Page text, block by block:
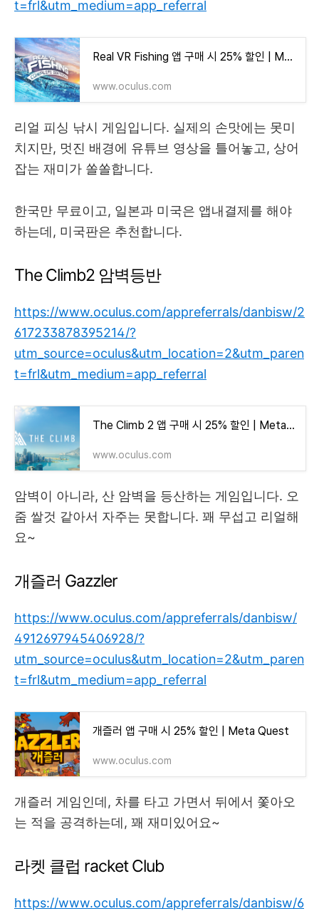
t=frl&utm_medium=app_referral
Real VR Fishing 앱 구매 시 25% 할인 | Meta Quest
www.oculus.com
리얼 피싱 낚시 게임입니다. 실제의 손맛에는 못미
치지만, 멋진 배경에 유튜브 영상을 틀어놓고, 상어
잡는 재미가 쏠쏠합니다.
한국만 무료이고, 일본과 미국은 앱내결제를 해야
하는데, 미국판은 추천합니다.
The Climb2 암벽등반
https://www.oculus.com/appreferrals/danbisw/2
617233878395214/?
utm_source=oculus&utm_location=2&utm_paren
t=frl&utm_medium=app_referral
The Climb 2 앱 구매 시 25% 할인 | Meta Quest
www.oculus.com
암벽이 아니라, 산 암벽을 등산하는 게임입니다. 오
줌 쌀것 같아서 자주는 못합니다. 꽤 무섭고 리얼해
요~
개즐러 Gazzler
https://www.oculus.com/appreferrals/danbisw/
4912697945406928/?
utm_source=oculus&utm_location=2&utm_paren
t=frl&utm_medium=app_referral
개즐러 앱 구매 시 25% 할인 | Meta Quest
www.oculus.com
개즐러 게임인데, 차를 타고 가면서 뒤에서 쫓아오
는 적을 공격하는데, 꽤 재미있어요~
라켓 클럽 racket Club
https://www.oculus.com/appreferrals/danbisw/6